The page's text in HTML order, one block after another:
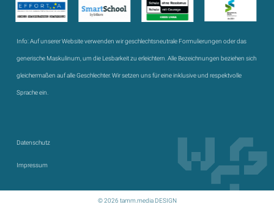
Info:Auf unserer Website verwenden wir geschlechtsneutrale Formulierungen oder das
generische Maskulinum, um die Lesbarkeit zu erleichtern. Alle Bezeichnungen beziehen sich
gleichermaßen auf alle Geschlechter. Wir setzen uns für eine inklusive und respektvolle
Sprache ein.
Datenschutz
Impressum
© 2026 tamm.media DESIGN